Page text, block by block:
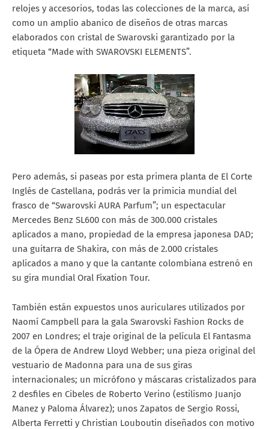
relojes y accesorios, todas las colecciones de la marca, así
como un amplio abanico de diseños de otras marcas
elaborados con cristal de Swarovski garantizado por la
etiqueta “Made with SWAROVSKI ELEMENTS”.
Pero además, si paseas por esta primera planta de El Corte
Inglés de Castellana, podrás ver la primicia mundial del
frasco de “Swarovski AURA Parfum”; un espectacular
Mercedes Benz SL600 con más de 300.000 cristales
aplicados a mano, propiedad de la empresa japonesa DAD;
una guitarra de Shakira, con más de 2.000 cristales
aplicados a mano y que la cantante colombiana estrenó en
su gira mundial Oral Fixation Tour.
También están expuestos unos auriculares utilizados por
Naomí Campbell para la gala Swarovski Fashion Rocks de
2007 en Londres; el traje original de la película El Fantasma
de la Ópera de Andrew Lloyd Webber; una pieza original del
vestuario de Madonna para una de sus giras
internacionales; un micrófono y máscaras cristalizados para
2 desfiles en Cibeles de Roberto Verino (estilismo Juanjo
Manez y Paloma Álvarez); unos Zapatos de Sergio Rossi,
Alberta Ferretti y Christian Louboutin diseñados con motivo